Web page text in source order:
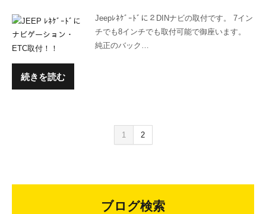
Jeepﾚﾈｹﾞｰﾄﾞに２DINナビの取付です。 7イン
チでも8インチでも取付可能で御座います。
純正のバック…
続きを読む
1 2
ブログ検索